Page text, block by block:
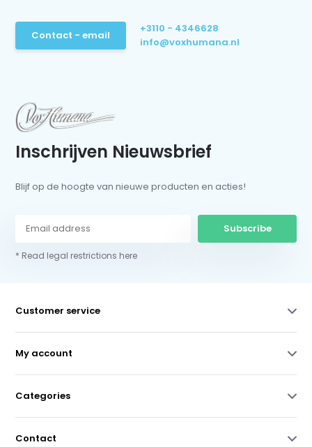
Contact - email
+3110 - 4346628
info@voxhumana.nl
Inschrijven Nieuwsbrief
Blijf op de hoogte van nieuwe producten en acties!
Subscribe
* Read legal restrictions here
Customer service
My account
Categories
Contact